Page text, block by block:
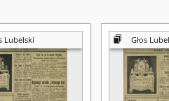
Lubelski Głos